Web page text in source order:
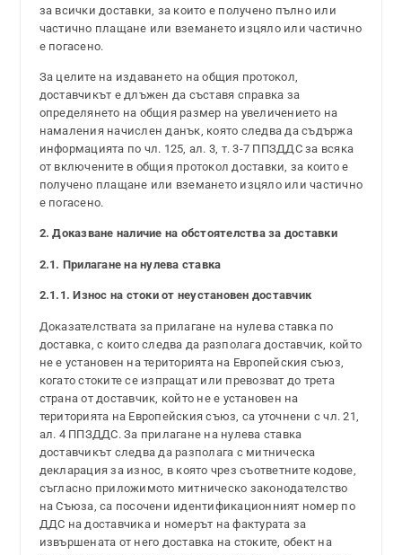
за всички доставки, за които е получено пълно или
частично плащане или вземането изцяло или частично
е погасено.
За целите на издаването на общия протокол,
доставчикът е длъжен да съставя справка за
определянето на общия размер на увеличението на
намаления начислен данък, която следва да съдържа
информацията по чл. 125, ал. 3, т. 3-7 ППЗДДС за всяка
от включените в общия протокол доставки, за които е
получено плащане или вземането изцяло или частично
е погасено.
2. Доказване наличие на обстоятелства за доставки
2.1. Прилагане на нулева ставка
2.1.1. Износ на стоки от неустановен доставчик
Доказателствата за прилагане на нулева ставка по
доставка, с които следва да разполага доставчик, който
не е установен на територията на Европейския съюз,
когато стоките се изпращат или превозват до трета
страна от доставчик, който не е установен на
територията на Европейския съюз, са уточнени с чл. 21,
ал. 4 ППЗДДС. За прилагане на нулева ставка
доставчикът следва да разполага с митническа
декларация за износ, в която чрез съответните кодове,
съгласно приложимото митническо законодателство
на Съюза, са посочени идентификационният номер по
ДДС на доставчика и номерът на фактурата за
извършената от него доставка на стоките, обект на